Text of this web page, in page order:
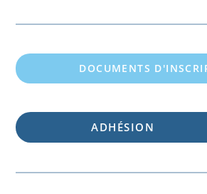
DOCUMENTS
ADHÉSION